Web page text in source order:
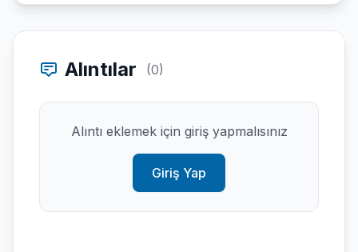
Alıntılar (0)
Alıntı eklemek için giriş yapmalısınız
Giriş Yap